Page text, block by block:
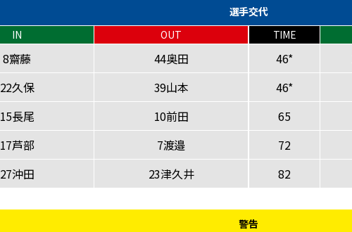
選手交代
IN OUT
8齋藤
44奥田
22久保
39山本
15長尾
10前田
17芦部
7渡邉
27沖田 23津久井
TIME
46*
46*
65
72
82
警告